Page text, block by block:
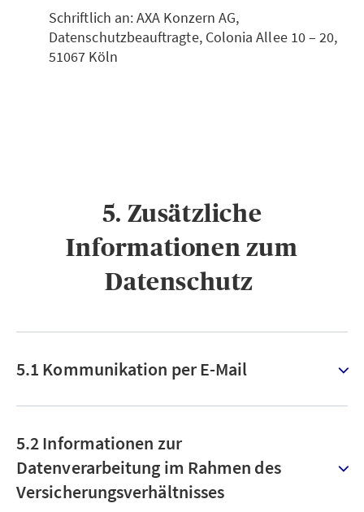
Schriftlich an: AXA Konzern AG,
Datenschutzbeauftragte, Colonia Allee 10 – 20,
51067 Köln
5. Zusätzliche
Informationen zum
Datenschutz ​
5.1 Kommunikation per E-Mail
5.2 Informationen zur
Datenverarbeitung im Rahmen des
Versicherungsverhältnisses